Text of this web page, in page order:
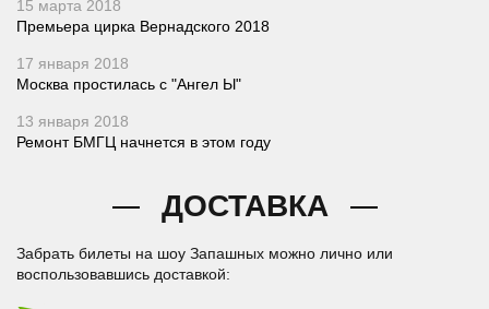
15 марта 2018
Премьера цирка Вернадского 2018
17 января 2018
Москва простилась с "Ангел Ы"
13 января 2018
Ремонт БМГЦ начнется в этом году
ДОСТАВКА
Забрать билеты на шоу Запашных можно лично или
воспользовавшись доставкой: